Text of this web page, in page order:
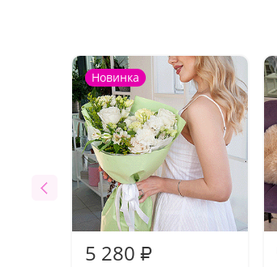
Новинка
5 280 ₽